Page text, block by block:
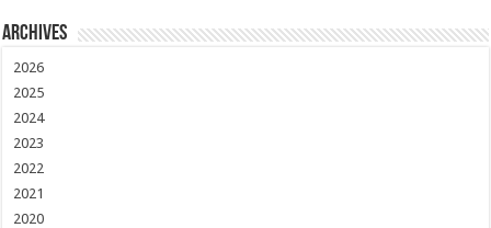
Archives
2026
2025
2024
2023
2022
2021
2020